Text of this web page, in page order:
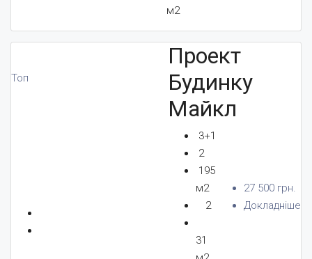
м2
Топ
Проект
Будинку
Майкл
3+1
2
195
м2
2
31
27 500 грн.
Докладніше